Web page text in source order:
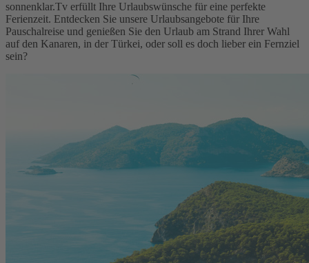
sonnenklar.Tv erfüllt Ihre Urlaubswünsche für eine perfekte
Ferienzeit. Entdecken Sie unsere Urlaubsangebote für Ihre
Pauschalreise und genießen Sie den Urlaub am Strand Ihrer Wahl
auf den Kanaren, in der Türkei, oder soll es doch lieber ein Fernziel
sein?